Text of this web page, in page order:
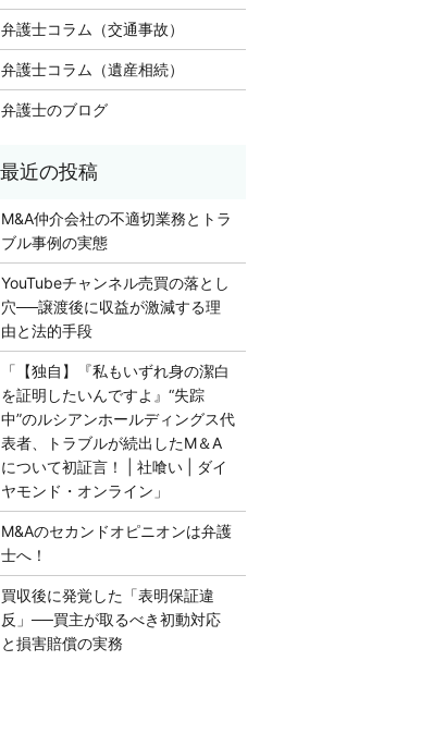
弁護士コラム（交通事故）
弁護士コラム（遺産相続）
弁護士のブログ
M&A仲介会社の不適切業務とトラ
ブル事例の実態
YouTubeチャンネル売買の落とし
穴──譲渡後に収益が激減する理
由と法的手段
「【独自】『私もいずれ身の潔白
を証明したいんですよ』“失踪
中”のルシアンホールディングス代
表者、トラブルが続出したM＆A
について初証言！ | 社喰い | ダイ
ヤモンド・オンライン」
M&Aのセカンドオピニオンは弁護
士へ！
買収後に発覚した「表明保証違
反」──買主が取るべき初動対応
と損害賠償の実務